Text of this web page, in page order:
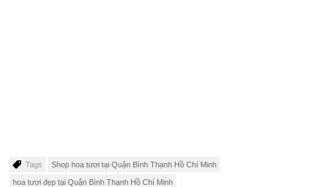
Tags Shop hoa tươi tại Quận Bình Thạnh Hồ Chí Minh
hoa tươi đẹp tại Quận Bình Thạnh Hồ Chí Minh